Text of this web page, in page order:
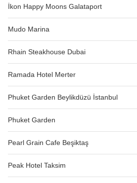
İkon Happy Moons Galataport
Mudo Marina
Rhain Steakhouse Dubai
Ramada Hotel Merter
Phuket Garden Beylikdüzü İstanbul
Phuket Garden
Pearl Grain Cafe Beşiktaş
Peak Hotel Taksim